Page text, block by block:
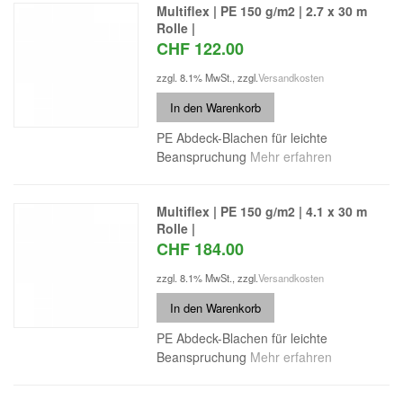
Multiflex | PE 150 g/m2 | 2.7 x 30 m
Rolle |
CHF 122.00
zzgl. 8.1% MwSt.,zzgl.Versandkosten
In den Warenkorb
PE Abdeck-Blachen für leichte
Beanspruchung Mehr erfahren
Multiflex | PE 150 g/m2 | 4.1 x 30 m
Rolle |
CHF 184.00
zzgl. 8.1% MwSt.,zzgl.Versandkosten
In den Warenkorb
PE Abdeck-Blachen für leichte
Beanspruchung Mehr erfahren